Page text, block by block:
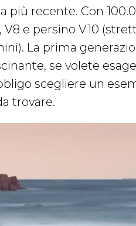
più recente. Con
e persino V10
La prima
se volete
scegliere un
trovare.